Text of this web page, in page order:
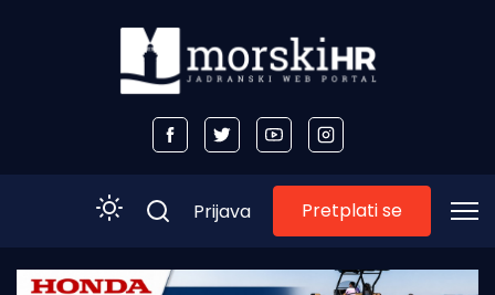
Početna
Prijava Pretplati se